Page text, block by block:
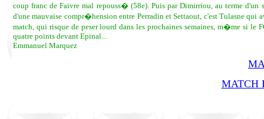
coup franc de Faivre mal repouss� (58e). Puis par Dimirriou, au terme
d'une mauvaise compr�hension entre Perradin et Settaout, c'est Tulasne
match, qui risque de peser lourd dans les prochaines semaines, m�me si
quatre points devant Epinal...
Emmanuel Marquez
MATCH